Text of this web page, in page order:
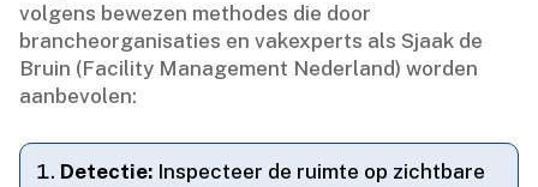
volgens bewezen methodes die door
brancheorganisaties en vakexperts als Sjaak de
Bruin (Facility Management Nederland) worden
aanbevolen:
Detectie: Inspecteer de ruimte op zichtbare